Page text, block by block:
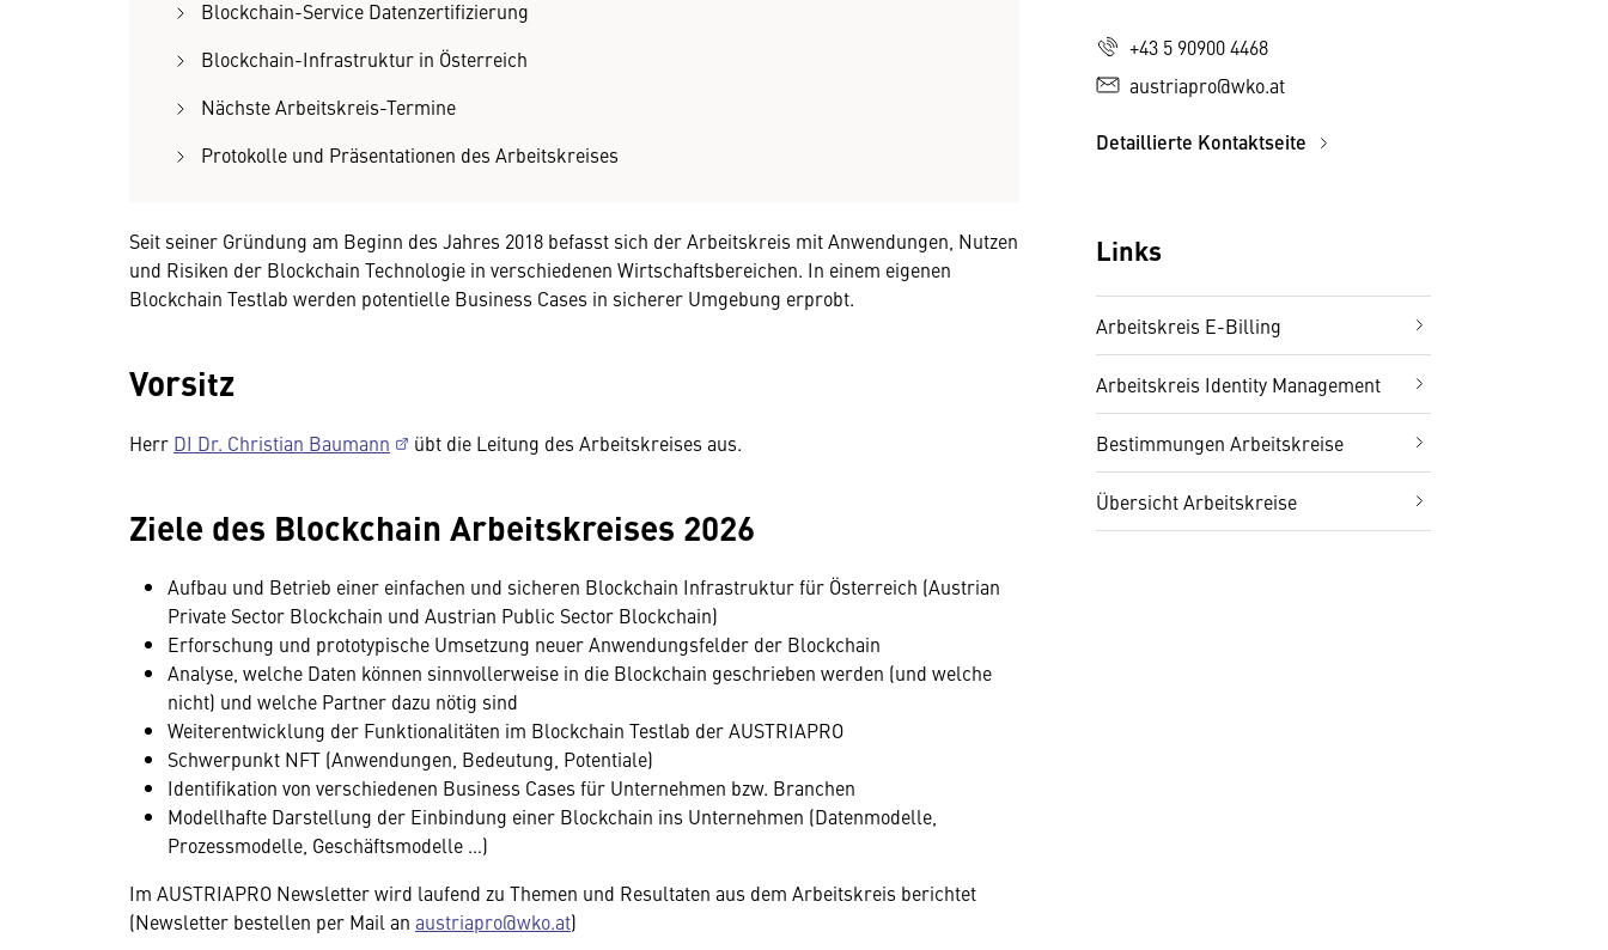
Blockchain-Service Datenzertifizierung
Blockchain-Infrastruktur in Österreich
Nächste Arbeitskreis-Termine
Protokolle und Präsentationen des Arbeitskreises
Seit seiner Gründung am Beginn des Jahres 2018 befasst sich der Arbeitskreis mit Anwendungen, Nutzen
und Risiken der Blockchain Technologie in verschiedenen Wirtschaftsbereichen. In einem eigenen
Blockchain Testlab werden potentielle Business Cases in sicherer Umgebung erprobt.
Vorsitz
Herr DI Dr. Christian Baumann übt die Leitung des Arbeitskreises aus.
Ziele des Blockchain Arbeitskreises 2026
Aufbau und Betrieb einer einfachen und sicheren Blockchain Infrastruktur für Österreich (Austrian
Private Sector Blockchain und Austrian Public Sector Blockchain)
Erforschung und prototypische Umsetzung neuer Anwendungsfelder der Blockchain
Analyse, welche Daten können sinnvollerweise in die Blockchain geschrieben werden (und welche
nicht) und welche Partner dazu nötig sind
Weiterentwicklung der Funktionalitäten im Blockchain Testlab der AUSTRIAPRO
Schwerpunkt NFT (Anwendungen, Bedeutung, Potentiale)
Identifikation von verschiedenen Business Cases für Unternehmen bzw. Branchen
Modellhafte Darstellung der Einbindung einer Blockchain ins Unternehmen (Datenmodelle,
Prozessmodelle, Geschäftsmodelle …)
Im AUSTRIAPRO Newsletter wird laufend zu Themen und Resultaten aus dem Arbeitskreis berichtet
(Newsletter bestellen per Mail an austriapro@wko.at)
+43 5 90900 4468
austriapro@wko.at
Detaillierte Kontaktseite
Links
Arbeitskreis E-Billing
Arbeitskreis Identity Management
Bestimmungen Arbeitskreise
Übersicht Arbeitskreise